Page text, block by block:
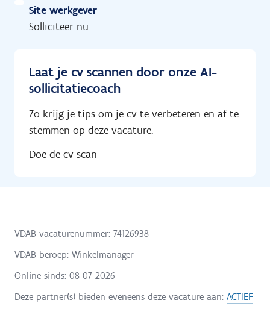
Site werkgever
Solliciteer nu
Laat je cv scannen door onze AI-
sollicitatiecoach
Zo krijg je tips om je cv te verbeteren en af te
stemmen op deze vacature.
Doe de cv-scan
VDAB-vacaturenummer: 74126938
VDAB-beroep: Winkelmanager
Online sinds: 08-07-2026
Deze partner(s) bieden eveneens deze vacature aan: ACTIEF